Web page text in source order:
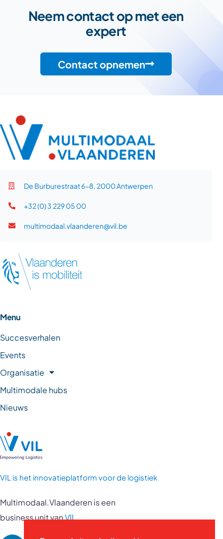
Neem contact op met een
expert
Contact opnemen
De Burburestraat 6-8, 2000 Antwerpen
+32 (0) 3 229 05 00
multimodaal.vlaanderen@vil.be
Menu
Succesverhalen
Events
Organisatie
Multimodale hubs
Nieuws
VIL is het innovatieplatform voor de logistiek
Multimodaal.Vlaanderen is een
business unit vanVIL